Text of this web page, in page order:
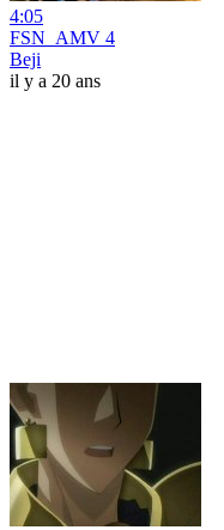
4:05
FSN_AMV 4
Beji
il y a 20 ans